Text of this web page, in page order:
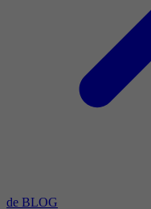
de BLOG